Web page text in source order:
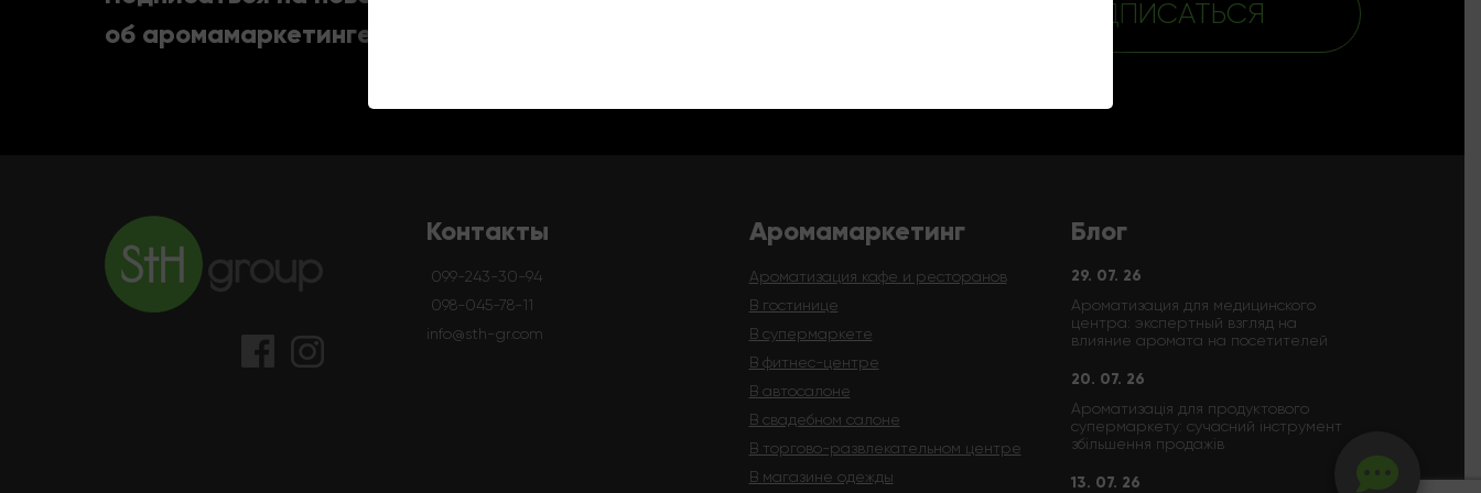
об аромамаркетинге
ПОДПИСАТЬСЯ
Контакты
099-243-30-94
098-045-78-11
info@sth-gr.com
Аромамаркетинг
Ароматизация кафе и ресторанов
В гостинице
В супермаркете
В фитнес-центре
В автосалоне
В свадебном салоне
В торгово-развлекательном центре
В магазине одежды
Блог
29. 07. 26
Ароматизация для медицинского
центра: экспертный взгляд на
влияние аромата на посетителей
20. 07. 26
Ароматизація для продуктового
супермаркету: сучасний інструмент
збільшення продажів
13. 07. 26